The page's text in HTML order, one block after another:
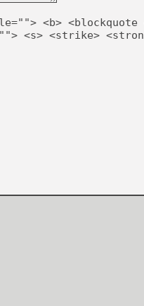
[GK] Beast of
[GK] Ubisoft : fin de partie
[GK] Mémoire cash -
[GK] Dan Houser (GTA)
[GK] Comment EA Sports
[GK] Crimson Moon : un
[GK] Isle of Reveries : le
[GK] Moonlighter 2 : The
[GK] Capcom relance
[Mo5] Deux inédits du
<b> <blockquote
<s> <strike>